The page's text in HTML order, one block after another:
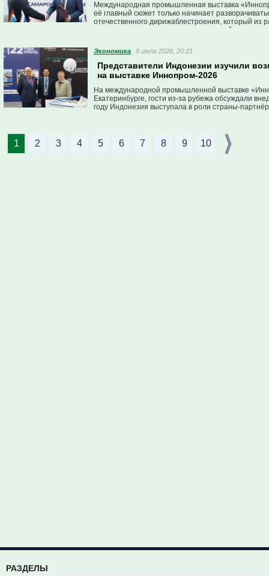
Международная промышленная выставка
её главный сюжет только начинает
отечественного дирижаблестроения, который из
практическую плоскость промышленной
Экономика 9 июля 2026, 20:21
Представители Индонезии изучили
на выставке Иннопром-2026
На международной промышленной выставке
Екатеринбурге, гости из-за рубежа обсуждали
году Индонезия выступала в роли страны-
1 2 3 4 5 6 7 8 9 10
РАЗДЕЛЫ